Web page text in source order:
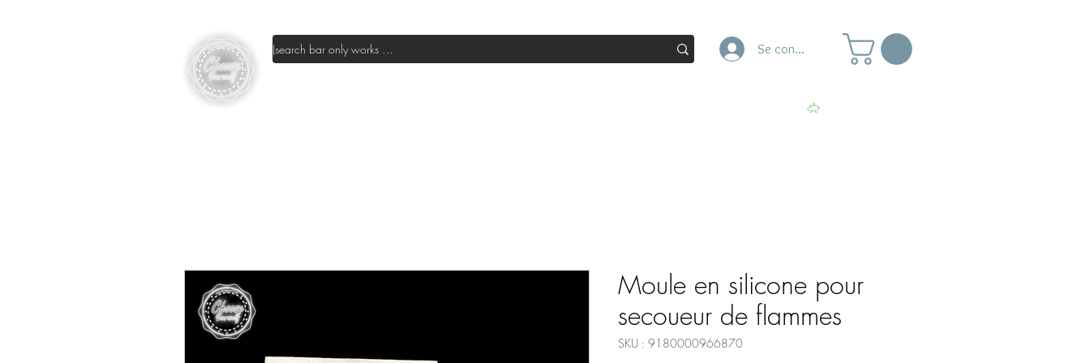
Se connecter
Ateliers
Moule en silicone pour
secoueur de flammes
SKU : 9180000966870